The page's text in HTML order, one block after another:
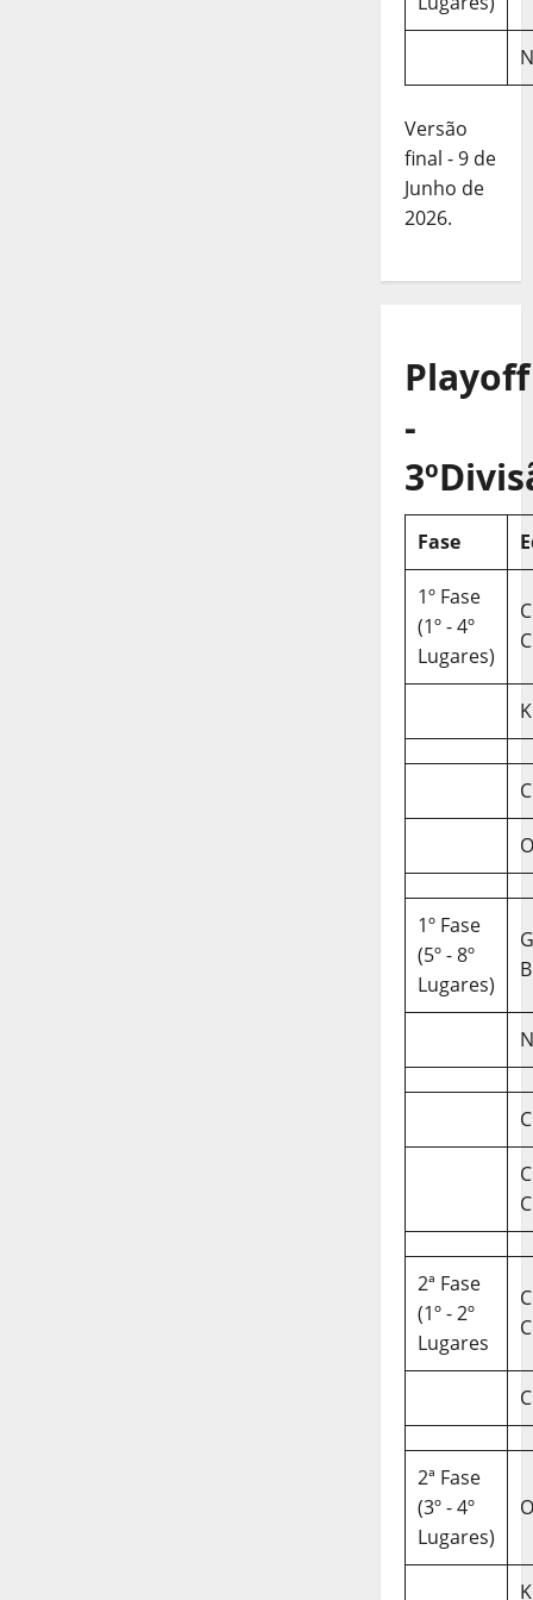
Versão
final - 9 de
Junho de
2026.
Playoff
-
Fase
1º Fase
(1º - 4º
Lugares)
C
1º Fase
(5º - 8º
Lugares)
B
C
2ª Fase
(1º - 2º
Lugares
C
2ª Fase
(3º - 4º
Lugares)